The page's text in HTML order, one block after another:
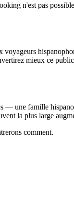
n'est pas
mieux ce
— une famille
la plus large
comment.